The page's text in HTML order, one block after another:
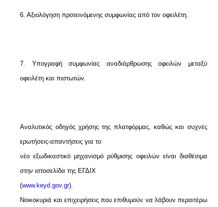
6. Αξιολόγηση προτεινόμενης συμφωνίας από τον οφειλέτη.
7. Υπογραφή συμφωνίας αναδιάρθρωσης οφειλών μεταξύ
οφειλέτη και πιστωτών.
Αναλυτικός οδηγός χρήσης της πλατφόρμας, καθώς και συχνές
ερωτήσεις-απαντήσεις για το
νέο εξωδικαστικό μηχανισμό ρύθμισης οφειλών είναι διαθέσιμα
στην ιστοσελίδα της ΕΓΔΙΧ
(www.keyd.gov.gr).
Νοικοκυριά και επιχειρήσεις που επιθυμούν να λάβουν περαιτέρω